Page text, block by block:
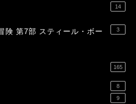
14
険 第7部 スティール・ボー
3
165
8
9